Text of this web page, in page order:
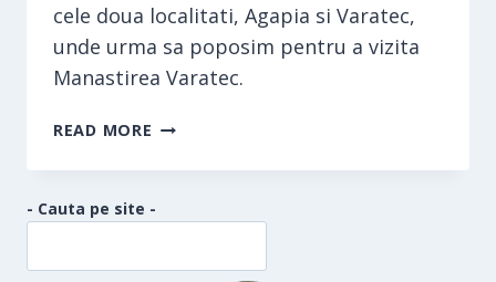
cele doua localitati, Agapia si Varatec,
unde urma sa poposim pentru a vizita
Manastirea Varatec.
READ MORE MĂNĂSTIREA
- Cauta pe site -